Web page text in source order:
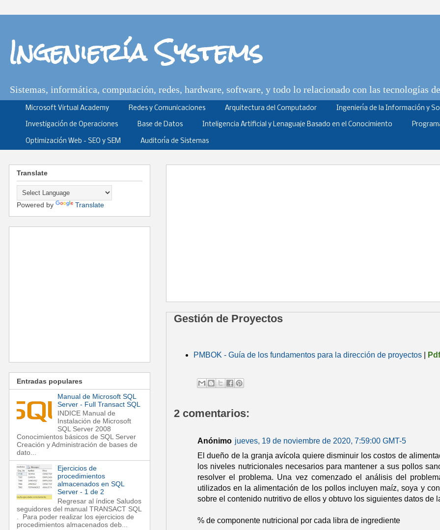
Ingeniería Systems
Sistemas, informática, computación, redes, hardware, software, y todo lo relacionado con las tecnologías
Microsoft Virtual Academy Redes y Comunicaciones Arquitectura del Computador Ingeniería de la Información y
Investigación de Operaciones Base de Datos Inteligencia Artificial y Lenaguaje Basado en el Conocimiento
Optimización Web - SEO y SEM Auditoría de Sistemas
Gestión de Proyectos
PMBOK - Guía de los fundamentos para la dirección de proyectos
2 comentarios:
Anónimo jueves, 19 de noviembre de 2020, 7:59:00 GMT-5
El dueño de la granja avícola quiere disminuir los costos de
los niveles nutricionales necesarios para mantener a sus pollos
resolver el problema. Una vez comenzado el análisis del
utilizados en la alimentación de los pollos incluyen maíz, soya y
sobre el contenido nutritivo de ellos y obtuvo los siguientes datos de
% de componente nutricional por cada libra de ingrediente
Translate
Powered by Translate
Entradas populares
Manual de Microsoft SQL
Server - Full Transact SQL
INDICE Manual de
Instalación de Microsoft
SQL Server 2008
Conocimientos básicos de SQL Server
Creación y Administración de bases de
dato...
Ejercicios de
procedimientos
almacenados en SQL
Server - 1 de 2
Regresar al índice Saludos
seguidores del manual TRANSACT SQL
. Para poder realizar los ejercicios de
procedimientos almacenados deb...